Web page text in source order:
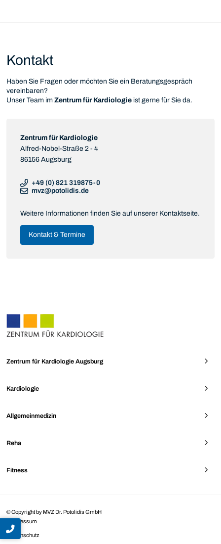
Kontakt
Haben Sie Fragen oder möchten Sie ein Beratungsgespräch
vereinbaren?
Unser Team imZentrum für Kardiologie ist gerne für Sie da.
Zentrum für Kardiologie
Alfred-Nobel-Straße 2 - 4
86156 Augsburg
+49 (0) 821 319875-0
mvz@potolidis.de
Weitere Informationen finden Sie auf unserer Kontaktseite.
Kontakt & Termine
Zentrum für Kardiologie Augsburg
Kardiologie
Allgemeinmedizin
Reha
Fitness
© Copyright by MVZ Dr. Potolidis GmbH
Impressum
Datenschutz